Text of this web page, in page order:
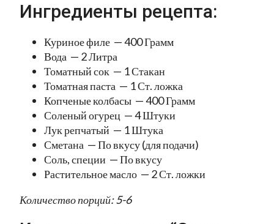
Ингредиенты рецепта:
Куриное филе — 400 Грамм
Вода — 2 Литра
Томатный сок — 1 Стакан
Томатная паста — 1 Ст. ложка
Копченые колбасы — 400 Грамм
Соленый огурец — 4 Штуки
Лук репчатый — 1 Штука
Сметана — По вкусу (для подачи)
Соль, специи — По вкусу
Растительное масло — 2 Ст. ложки
Количество порций: 5-6